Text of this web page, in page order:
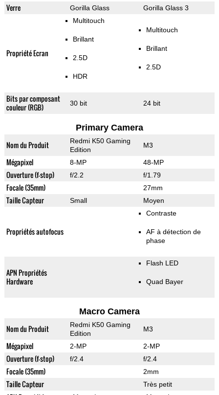
Verre Gorilla Glass Gorilla Glass 3
Propriété Ecran
Multitouch
Brillant
2.5D
HDR
Multitouch
Brillant
2.5D
Bits par composant
couleur (RGB)
30 bit 24 bit
Primary Camera
Nom du Produit
Redmi K50 Gaming
Edition
M3
Mégapixel 8-MP 48-MP
Ouverture (f-stop) f/2.2 f/1.79
Focale (35mm) 27mm
Taille Capteur Small Moyen
Propriétés autofocus
Contraste
AF à détection de
phase
APN Propriétés
Hardware
Flash LED
Quad Bayer
Macro Camera
Nom du Produit
Redmi K50 Gaming
Edition
M3
Mégapixel 2-MP 2-MP
Ouverture (f-stop) f/2.4 f/2.4
Focale (35mm) 2mm
Taille Capteur Très petit